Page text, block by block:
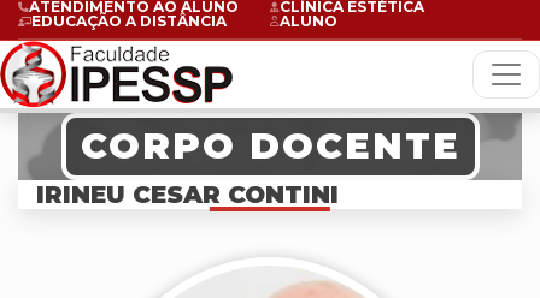
ATENDIMENTO AO ALUNO
CLÍNICA ESTÉTICA
EDUCAÇÃO A DISTÂNCIA
ALUNO
CORPO DOCENTE
IRINEU CESAR CONTINI